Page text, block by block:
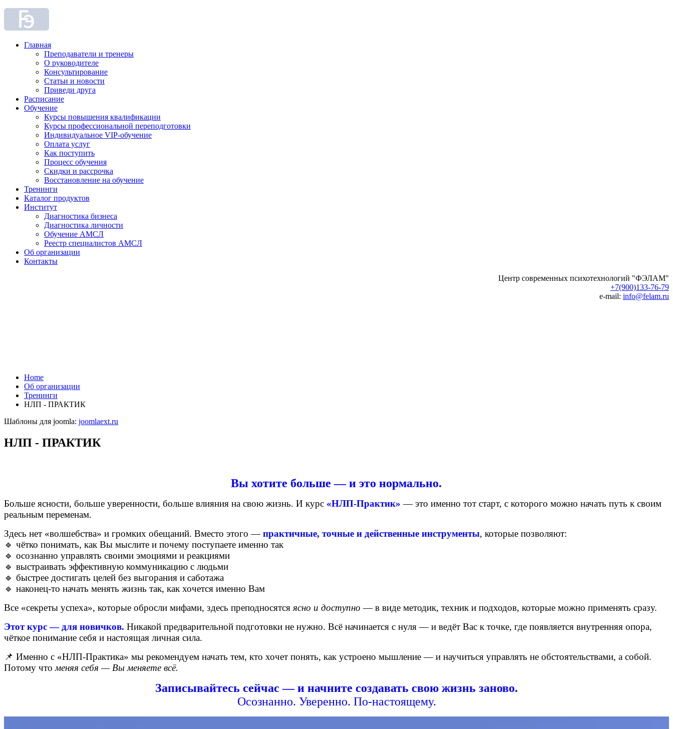
Главная
Преподаватели и тренеры
О руководителе
Консультирование
Статьи и новости
Приведи друга
Расписание
Обучение
Курсы повышения квалификации
Курсы профессиональной переподготовки
Индивидуальное VIP-обучение
Оплата услуг
Как поступить
Процесс обучения
Скидки и рассрочка
Восстановление на обучение
Тренинги
Каталог продуктов
Институт
Диагностика бизнеса
Диагностика личности
Обучение АМСЛ
Реестр специалистов АМСЛ
Об организации
Контакты
Центр современных психотехнологий "ФЭЛАМ"
+7(900)133-76-79
e-mail: info@felam.ru
Home
Об организации
Тренинги
НЛП - ПРАКТИК
Шаблоны для joomla: joomlaext.ru
НЛП - ПРАКТИК
Вы хотите больше — и это нормально.
Больше ясности, больше уверенности, больше влияния на свою жизнь. И курс «НЛП-Практик» — это именно тот старт, с которого можно начать путь к своим
реальным переменам.
Здесь нет «волшебства» и громких обещаний. Вместо этого —практичные, точные и действенные инструменты, которые позволяют:
🔹 чётко понимать, как Вы мыслите и почему поступаете именно так
🔹 осознанно управлять своими эмоциями и реакциями
🔹 выстраивать эффективную коммуникацию с людьми
🔹 быстрее достигать целей без выгорания и саботажа
🔹 наконец-то начать менять жизнь так, как хочется именно Вам
Все «секреты успеха», которые обросли мифами, здесь преподносятся ясно и доступно — в виде методик, техник и подходов, которые можно применять сразу.
Этот курс — для новичков. Никакой предварительной подготовки не нужно. Всё начинается с нуля — и ведёт Вас к точке, где появляется внутренняя опора,
чёткое понимание себя и настоящая личная сила.
📌 Именно с «НЛП-Практика» мы рекомендуем начать тем, кто хочет понять, как устроено мышление — и научиться управлять не обстоятельствами, а собой.
Потому чтоменяя себя — Вы меняете всё.
Записывайтесь сейчас — и начните создавать свою жизнь заново.
Осознанно. Уверенно. По-настоящему.